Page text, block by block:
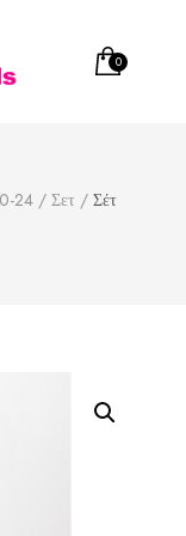
0
24 / Σετ / Σέτ